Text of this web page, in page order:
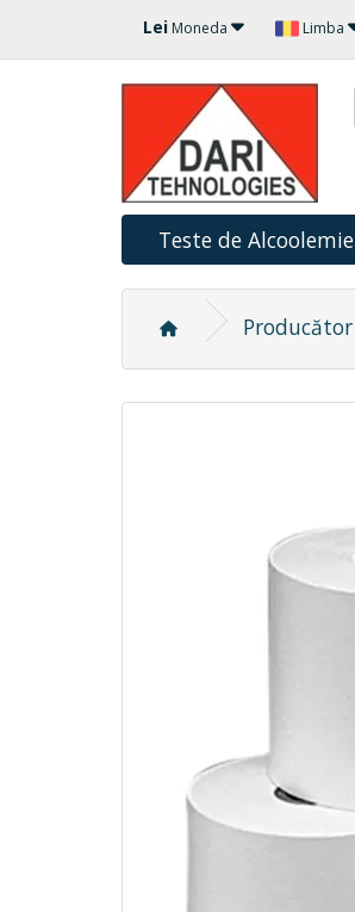
Lei Moneda Limba
Teste de Alcoolemie
Producător